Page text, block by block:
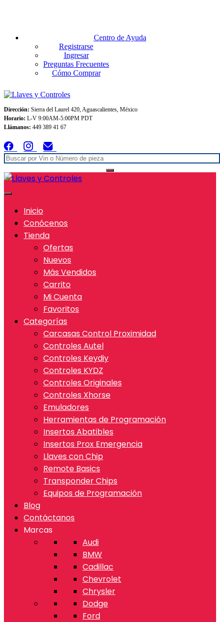
Centro de Ayuda
Registrarse
Ingresar
Preguntas Frecuentes
Cómo Comprar
Dirección: Sierra del Laurel 420, Aguascalientes, México
Horario: L-V 9:00AM-5:00PM PDT
Llámanos: 449 389 41 67
Inicio
Conócenos
Tienda
Ofertas
Nuevos
Más Vendidos
Carrito
Mi Cuenta
Favoritos
Categorías
Carcasas Control Proximidad
Controles Autel
Controles Keydiy
Controles KYDZ
Controles Originales
Controles Xhorse
Emuladores
Herramientas de Programación
Insertos Abatibles
Insertos Prox Emergencia
Llaves con Chip
Remote Basics
Transponder Chips
Equipos de Programación
Blog
Contáctanos
Marcas
Audi
BMW
Cadillac
Chevrolet
Chrysler
Dodge
Ford